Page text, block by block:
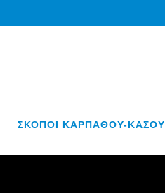
ΣΚΟΠΟΙ ΚΑΡΠΑΘΟΥ-ΚΑΣΟΥ